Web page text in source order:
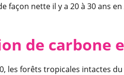
façon nette il y a 20 à 30 ans
de carbone
les forêts tropicales intactes